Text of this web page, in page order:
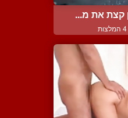
קצת את מ...
4 המלצות